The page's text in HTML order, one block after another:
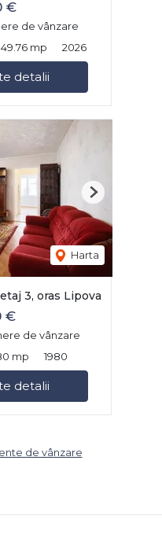
€
de vânzare
49.76 mp 2026
detalii
Harta
Next
3, oras Lipova
€
de vânzare
mp 1980
detalii
de vânzare